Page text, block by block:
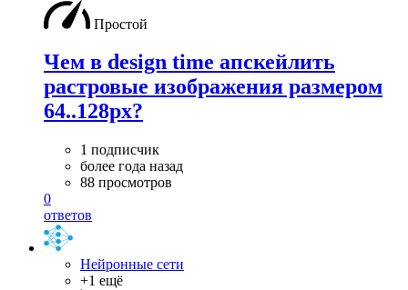
Простой
Чем в design time апскейлить
растровые изображения размером
64..128px?
1 подписчик
более года назад
88 просмотров
0
ответов
Нейронные сети
+1 ещё